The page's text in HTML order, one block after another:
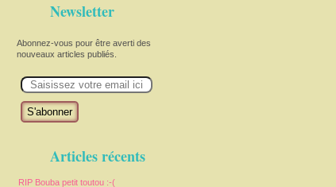
Newsletter
Abonnez-vous pour être averti des
nouveaux articles publiés.
m
Articles récents
RIP Bouba petit toutou :-(